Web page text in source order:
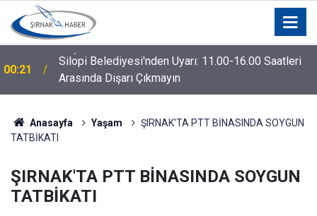
00:21
Silopi Belediyesi'nden Uyarı: 11.00-16.00 Saatleri
Arasında Dışarı Çıkmayın
Anasayfa Yaşam
ŞIRNAK'TA PTT BİNASINDA SOYGUN
TATBİKATI
ŞIRNAK'TA PTT BİNASINDA SOYGUN
TATBİKATI